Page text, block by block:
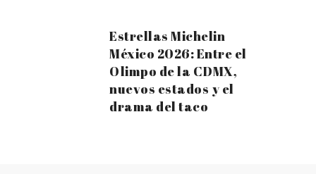
Estrellas Michelin
México 2026: Entre el
Olimpo de la CDMX,
nuevos estados y el
drama del taco